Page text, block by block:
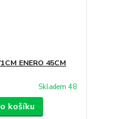
ENERO 45CM
Skladem 48
košíku